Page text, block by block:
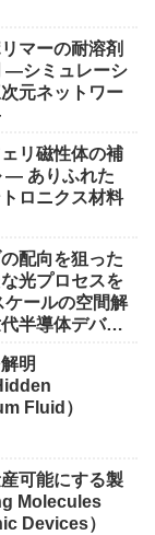
マーの耐溶剤
―シミュレーシ
元ネットワー
リ磁性体の補
― ありふれた
ロニクス材料
配向を狙った
光プロセスを
ケールの空間解
半導体デバイ
明
Fluid）
可能にする製
Molecules
Devices）